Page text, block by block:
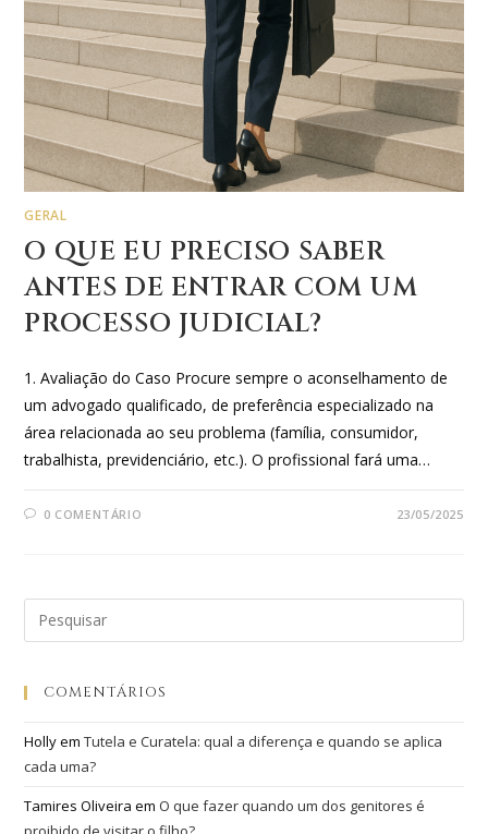
GERAL
O QUE EU PRECISO SABER
ANTES DE ENTRAR COM UM
PROCESSO JUDICIAL?
1. Avaliação do Caso Procure sempre o aconselhamento de
um advogado qualificado, de preferência especializado na
área relacionada ao seu problema (família, consumidor,
trabalhista, previdenciário, etc.). O profissional fará uma…
0 COMENTÁRIO 23/05/2025
COMENTÁRIOS
HollyemTutela e Curatela: qual a diferença e quando se aplica
cada uma?
Tamires Oliveira emO que fazer quando um dos genitores é